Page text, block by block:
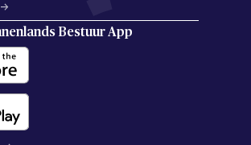
Bestuur App